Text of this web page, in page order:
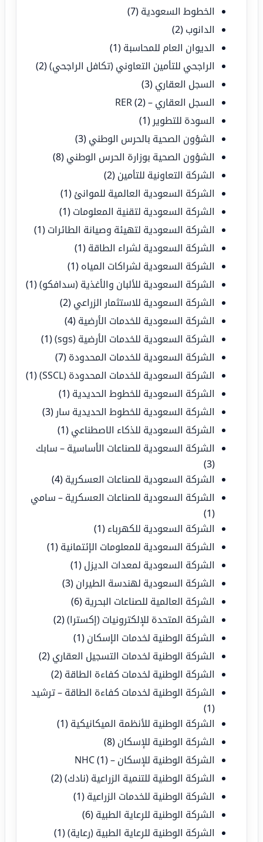
الخطوط السعودية (7)
الدانوب (2)
الديوان العام للمحاسبة (1)
الراجحي للتأمين التعاوني (تكافل الراجحي)(2)
السجل العقاري (3)
السجل العقاري – RER(2)
السودة للتطوير (1)
الشؤون الصحية بالحرس الوطني (3)
الشؤون الصحية بوزارة الحرس الوطني (8)
الشركة التعاونية للتأمين (2)
الشركة السعودية العالمية للموانئ (1)
الشركة السعودية لتقنية المعلومات (1)
الشركة السعودية لتهيئة وصيانة الطائرات (1)
الشركة السعودية لشراء الطاقة (1)
الشركة السعودية لشراكات المياه (1)
الشركة السعودية للألبان والأغذية (سدافكو)(1)
الشركة السعودية للاستثمار الزراعي (2)
الشركة السعودية للخدمات الأرضية (4)
الشركة السعودية للخدمات الأرضية (sgs)
(1)
الشركة السعودية للخدمات المحدودة (7)
الشركة السعودية للخدمات المحدودة (SSCL)
(1)
الشركة السعودية للخطوط الحديدية (1)
الشركة السعودية للخطوط الحديدية سار (3)
الشركة السعودية للذكاء الاصطناعي (1)
الشركة السعودية للصناعات الأساسية – سابك
(3)
الشركة السعودية للصناعات العسكرية (4)
الشركة السعودية للصناعات العسكرية – سامي
(1)
الشركة السعودية للكهرباء (1)
الشركة السعودية للمعلومات الإئتمانية (1)
الشركة السعودية لمعدات الديزل (1)
الشركة السعودية لهندسة الطيران (3)
الشركة العالمية للصناعات البحرية (6)
الشركة المتحدة للإلكترونيات (إكسترا)(2)
الشركة الوطنية لخدمات الإسكان (1)
الشركة الوطنية لخدمات التسجيل العقاري (2)
الشركة الوطنية لخدمات كفاءة الطاقة (2)
الشركة الوطنية لخدمات كفاءة الطاقة – ترشيد
(1)
الشركة الوطنية للأنظمة الميكانيكية (1)
الشركة الوطنية للإسكان (8)
الشركة الوطنية للإسكان – NHC(1)
الشركة الوطنية للتنمية الزراعية (نادك)(2)
الشركة الوطنية للخدمات الزراعية (1)
الشركة الوطنية للرعاية الطبية (6)
الشركة الوطنية للرعاية الطبية (رعاية)(1)